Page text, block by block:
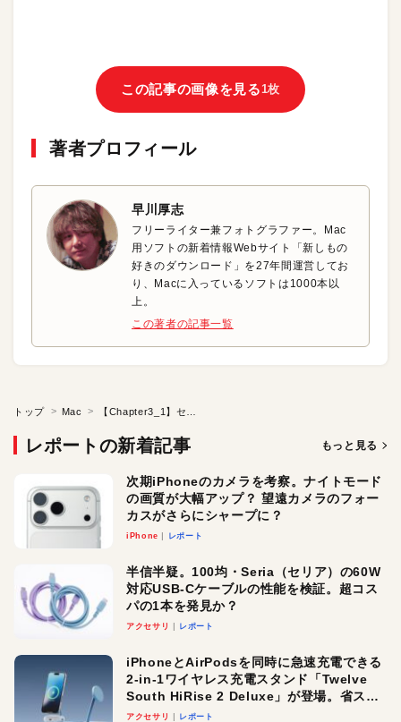
この記事の画像を見る 1枚
著者プロフィール
早川厚志
フリーライター兼フォトグラファー。Mac
用ソフトの新着情報Webサイト「新しもの
好きのダウンロード」を27年間運営してお
り、Macに入っているソフトは1000本以
上。
この著者の記事一覧
トップ Mac
レポートの新着記事 もっと見る
次期iPhoneのカメラを考察。ナイトモード
の画質が大幅アップ？ 望遠カメラのフォー
カスがさらにシャープに？
iPhone レポート
半信半疑。100均・Seria（セリア）の60W
対応USB-Cケーブルの性能を検証。超コス
パの1本を発見か？
アクセサリ レポート
iPhoneとAirPodsを同時に急速充電できる
2-in-1ワイヤレス充電スタンド「Twelve
South HiRise 2 Deluxe」が登場。省スペ
ースでおしゃれに充電したい人にオスス
アクセサリ レポート